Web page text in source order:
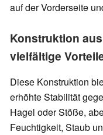
auf der Vorderseite
Konstruktion
vielfältige
Diese Konstruktion
erhöhte Stabilität
Hagel oder Stöße,
Feuchtigkeit, Staub